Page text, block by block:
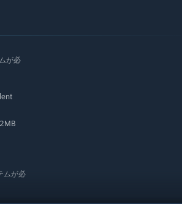
が必
ムが必